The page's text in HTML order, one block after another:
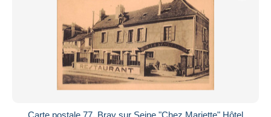
Carte postale 77. Bray sur Seine "Chez Mariette" Hôtel